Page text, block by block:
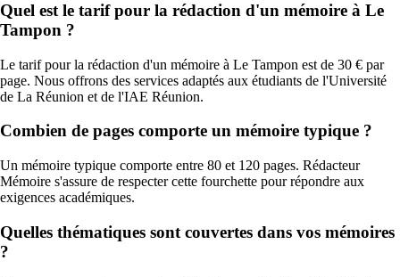
Quel est le tarif pour la rédaction d'un mémoire à Le
Tampon ?
Le tarif pour la rédaction d'un mémoire à Le Tampon est de 30 € par
page. Nous offrons des services adaptés aux étudiants de l'Université
de La Réunion et de l'IAE Réunion.
Combien de pages comporte un mémoire typique ?
Un mémoire typique comporte entre 80 et 120 pages. Rédacteur
Mémoire s'assure de respecter cette fourchette pour répondre aux
exigences académiques.
Quelles thématiques sont couvertes dans vos mémoires
?